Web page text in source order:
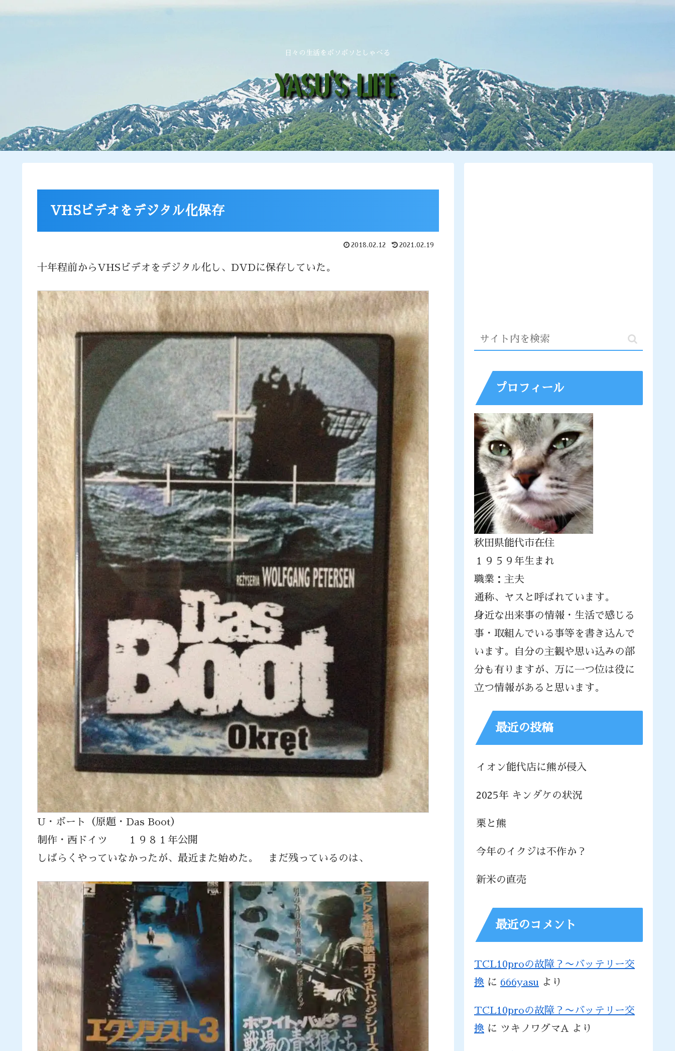
日々の生活をボソボソとしゃべる
VHSビデオをデジタル化保存
2018.02.12 2021.02.19
十年程前からVHSビデオをデジタル化し、DVDに保存していた。
U・ボート（原題・Das Boot）
制作・西ドイツ １９８１年公開
しばらくやっていなかったが、最近また始めた。 まだ残っているのは、
プロフィール
秋田県能代市在住
１９５９年生まれ
職業：主夫
通称、ヤスと呼ばれています。
身近な出来事の情報・生活で感じる
事・取組んでいる事等を書き込んで
います。自分の主観や思い込みの部
分も有りますが、万に一つ位は役に
立つ情報があると思います。
最近の投稿
イオン能代店に熊が侵入
2025年 キンダケの状況
栗と熊
今年のイクジは不作か？
新米の直売
最近のコメント
TCL10proの故障？〜バッテリー交
換 に 666yasu より
TCL10proの故障？〜バッテリー交
換 に ツキノワグマA より